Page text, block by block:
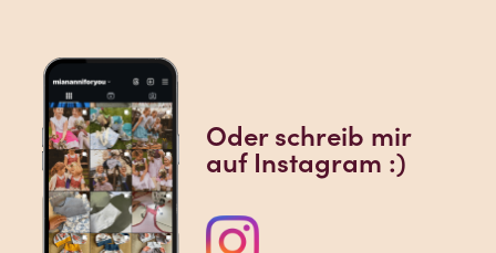
Oder schreib mir
auf Instagram :)